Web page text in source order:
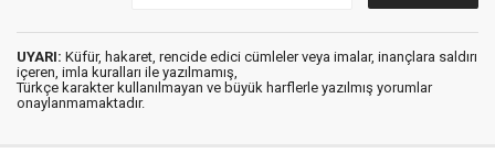
UYARI: Küfür, hakaret, rencide edici cümleler veya imalar, inançlara saldırı
içeren, imla kuralları ile yazılmamış,
Türkçe karakter kullanılmayan ve büyük harflerle yazılmış yorumlar
onaylanmamaktadır.